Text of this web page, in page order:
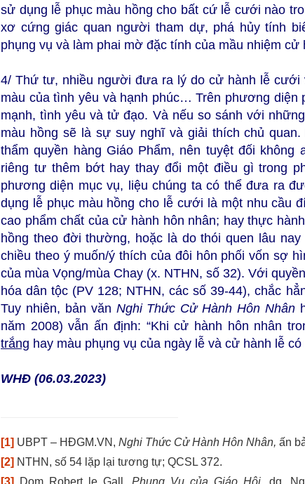
sử dụng lễ phục màu hồng cho bất cứ lễ cưới nào
xơ cứng giác quan người tham dự, phá hủy tính
phụng vụ và làm phai mờ đặc tính của mầu nhiệm cử
4/ Thứ tư, nhiều người đưa ra lý do cử hành lễ cưới
màu của tình yêu và hạnh phúc… Trên phương diện
mạnh, tình yêu và tử đạo. Và nếu so sánh với
màu hồng sẽ là sự suy nghĩ và giải thích chủ
thẩm quyền hàng Giáo Phẩm, nên tuyệt đối
riêng tư thêm bớt hay thay đổi một điều gì trong
phương diện mục vụ, liệu chúng ta có thể đưa ra
dụng lễ phục màu hồng cho lễ cưới là một nhu cầu
cao phẩm chất của cử hành hôn nhân; hay thực
hồng theo đời thường, hoặc là do thói quen lâu
chiều theo ý muốn/ý thích của đôi hôn phối vốn sợ
của mùa Vọng/mùa Chay (x. NTHN, số 32). Với
hóa dân tộc (PV 128; NTHN, các số 39-44), chắc
Tuy nhiên, bản văn Nghi Thức Cử Hành Hôn Nhân
năm 2008) vẫn ấn định: “Khi cử hành hôn nhân
trắng hay màu phụng vụ của ngày lễ và cử hành lễ
WHĐ (06.03.2023)
[1] UBPT – HĐGM.VN, Nghi Thức Cử Hành Hôn Nhân, ấn
[2] NTHN, số 54 lặp lại tương tự; QCSL 372.
[3]
Dom Robert le Gall, Phụng Vụ của Giáo Hội, dg.